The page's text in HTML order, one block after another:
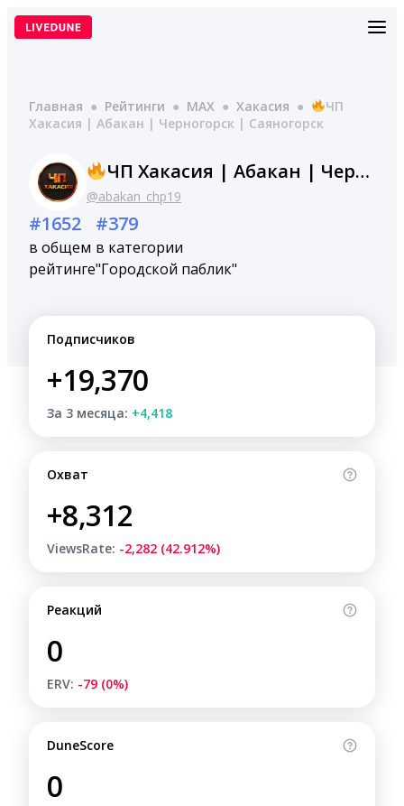
Перейти
Главная ● Рейтинги ● MAX ● Хакасия ●
ЧП
Хакасия | Абакан | Черногорск | Саяногорск
ЧП Хакасия | Абакан | Черногорск | Саяногорск
@abakan_chp19
#1652
в общем
рейтинге
#379
в категории
"Городской паблик"
Подписчиков
+19,370
За 3 месяца: +4,418
Охват
+8,312
ViewsRate: -2,282 (42.912%)
Реакций
0
ERV: -79 (0%)
DuneScore
0